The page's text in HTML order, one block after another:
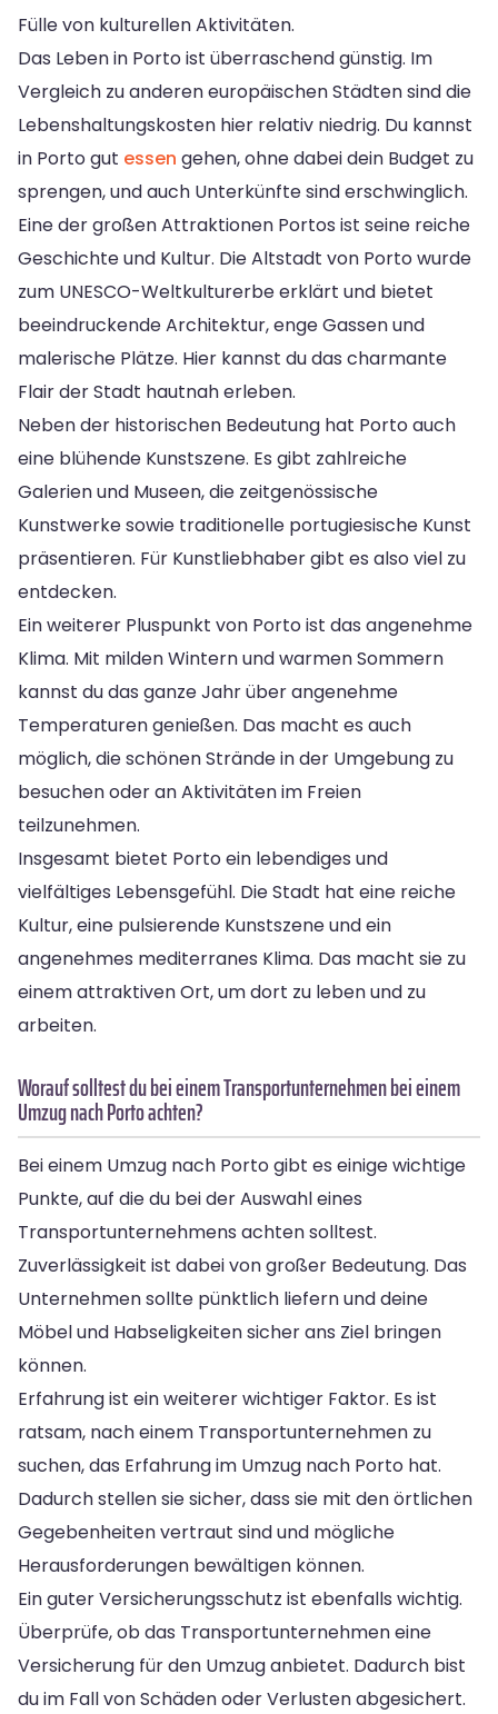
Fülle von kulturellen Aktivitäten.
Das Leben in Porto ist überraschend günstig. Im
Vergleich zu anderen europäischen Städten sind die
Lebenshaltungskosten hier relativ niedrig. Du kannst
in Porto gut essen gehen, ohne dabei dein Budget zu
sprengen, und auch Unterkünfte sind erschwinglich.
Eine der großen Attraktionen Portos ist seine reiche
Geschichte und Kultur. Die Altstadt von Porto wurde
zum UNESCO-Weltkulturerbe erklärt und bietet
beeindruckende Architektur, enge Gassen und
malerische Plätze. Hier kannst du das charmante
Flair der Stadt hautnah erleben.
Neben der historischen Bedeutung hat Porto auch
eine blühende Kunstszene. Es gibt zahlreiche
Galerien und Museen, die zeitgenössische
Kunstwerke sowie traditionelle portugiesische Kunst
präsentieren. Für Kunstliebhaber gibt es also viel zu
entdecken.
Ein weiterer Pluspunkt von Porto ist das angenehme
Klima. Mit milden Wintern und warmen Sommern
kannst du das ganze Jahr über angenehme
Temperaturen genießen. Das macht es auch
möglich, die schönen Strände in der Umgebung zu
besuchen oder an Aktivitäten im Freien
teilzunehmen.
Insgesamt bietet Porto ein lebendiges und
vielfältiges Lebensgefühl. Die Stadt hat eine reiche
Kultur, eine pulsierende Kunstszene und ein
angenehmes mediterranes Klima. Das macht sie zu
einem attraktiven Ort, um dort zu leben und zu
arbeiten.
Worauf solltest du bei einem Transportunternehmen bei einem
Umzug nach Porto achten?
Bei einem Umzug nach Porto gibt es einige wichtige
Punkte, auf die du bei der Auswahl eines
Transportunternehmens achten solltest.
Zuverlässigkeit ist dabei von großer Bedeutung. Das
Unternehmen sollte pünktlich liefern und deine
Möbel und Habseligkeiten sicher ans Ziel bringen
können.
Erfahrung ist ein weiterer wichtiger Faktor. Es ist
ratsam, nach einem Transportunternehmen zu
suchen, das Erfahrung im Umzug nach Porto hat.
Dadurch stellen sie sicher, dass sie mit den örtlichen
Gegebenheiten vertraut sind und mögliche
Herausforderungen bewältigen können.
Ein guter Versicherungsschutz ist ebenfalls wichtig.
Überprüfe, ob das Transportunternehmen eine
Versicherung für den Umzug anbietet. Dadurch bist
du im Fall von Schäden oder Verlusten abgesichert.